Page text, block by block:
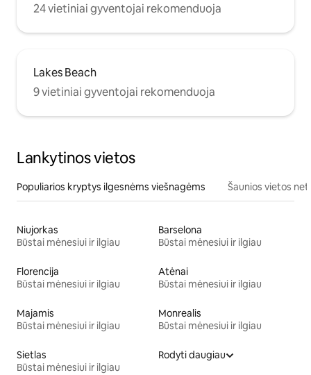
24 vietiniai gyventojai rekomenduoja
Lakes Beach
9 vietiniai gyventojai rekomenduoja
Lankytinos vietos
Populiarios kryptys ilgesnėms viešnagėms Šaunios vietos
Niujorkas
Būstai mėnesiui ir ilgiau
Barselona
Būstai mėnesiui ir ilgiau
Florencija
Būstai mėnesiui ir ilgiau
Atėnai
Būstai mėnesiui ir ilgiau
Majamis
Būstai mėnesiui ir ilgiau
Monrealis
Būstai mėnesiui ir ilgiau
Sietlas
Būstai mėnesiui ir ilgiau
Rodyti daugiau